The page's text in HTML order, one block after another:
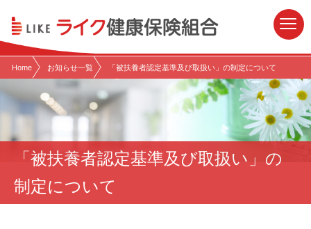
Home お知らせ一覧 「被扶養者認定基準及び取扱い」の制定について
「被扶養者認定基準及び取扱い」の
制定について